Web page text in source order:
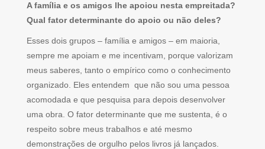
A família e os amigos lhe apoiou nesta empreitada?
Qual fator determinante do apoio ou não deles?
Esses dois grupos – família e amigos – em maioria,
sempre me apoiam e me incentivam, porque valorizam
meus saberes, tanto o empírico como o conhecimento
organizado. Eles entendem que não sou uma pessoa
acomodada e que pesquisa para depois desenvolver
uma obra. O fator determinante que me sustenta, é o
respeito sobre meus trabalhos e até mesmo
demonstrações de orgulho pelos livros já lançados.